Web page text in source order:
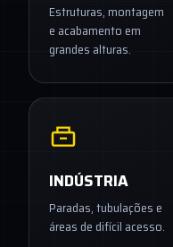
Estruturas, montagem
e acabamento em
grandes alturas.
INDÚSTRIA
Paradas, tubulações e
áreas de difícil acesso.